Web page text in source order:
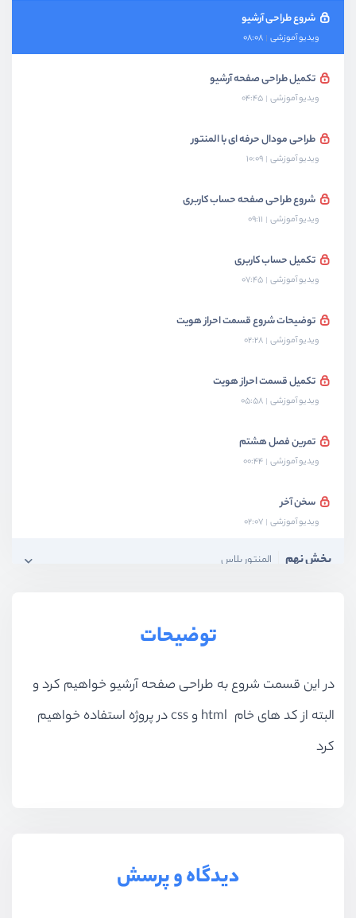
شروع طراحی آرشیو
ویدیو آموزشی 08:08
تکمیل طراحی صفحه آرشیو
ویدیو آموزشی 04:45
طراحی مودال حرفه ای با المنتور
ویدیو آموزشی 10:09
شروع طراحی صفحه حساب کاربری
ویدیو آموزشی 09:11
تکمیل حساب کاربری
ویدیو آموزشی 07:45
توضیحات شروع قسمت احراز هویت
ویدیو آموزشی 02:28
تکمیل قسمت احراز هویت
ویدیو آموزشی 05:58
تمرین فصل هشتم
ویدیو آموزشی 00:44
سخن آخر
ویدیو آموزشی 02:07
بخش نهم المنتور پلاس
توضیحات
در این قسمت شروع به طراحی صفحه آرشیو خواهیم کرد و
البته از کد های خام html وcssدر پروژه استفاده خواهیم
کرد
دیدگاه و پرسش